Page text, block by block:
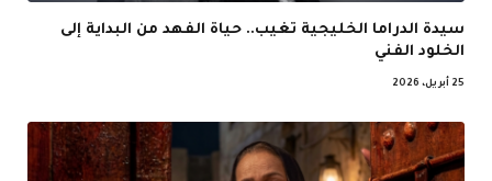
سيدة الدراما الخليجية تغيب.. حياة الفهد من البداية إلى
الخلود الفني
25 أبريل، 2026